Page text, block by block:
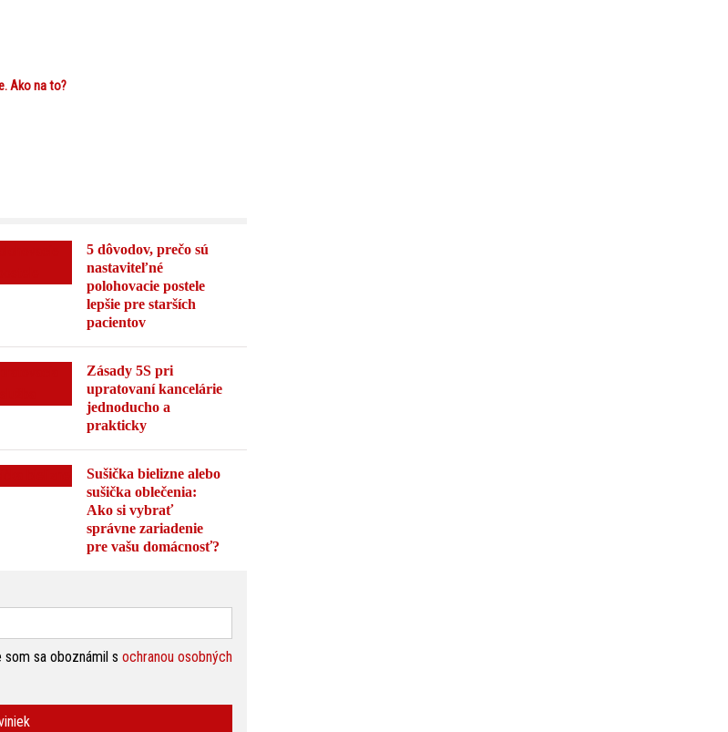
Ako na to?
5 dôvodov, prečo sú
nastaviteľné
polohovacie postele
lepšie pre starších
pacientov
Zásady 5S pri
upratovaní kancelárie
jednoducho a
prakticky
Sušička bielizne alebo
sušička oblečenia:
Ako si vybrať
správne zariadenie
pre vašu domácnosť?
sa oboznámil s ochranou osobných